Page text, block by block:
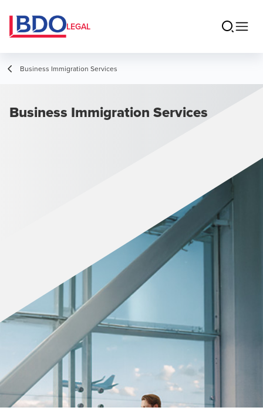
LEGAL
Business Immigration Services
Business Immigration Services